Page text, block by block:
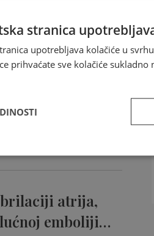
atrija,
emboliji…
stranica
upotrebljava kolačiće u
prihvaćate sve kolačiće